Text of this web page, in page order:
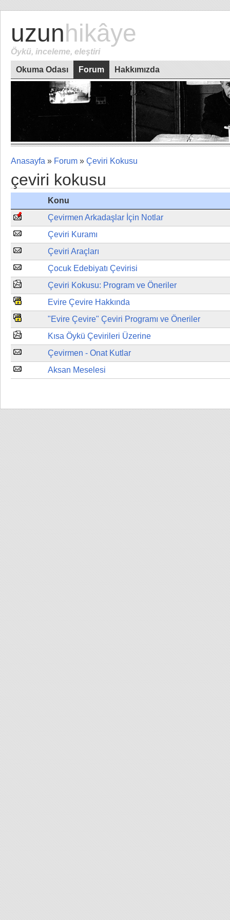
uzunhikâye
Öykü, inceleme, eleştiri
Okuma Odası Forum Hakkımızda
Anasayfa » Forum » Çeviri Kokusu
çeviri kokusu
Konu
Çevirmen Arkadaşlar İçin Notlar
Çeviri Kuramı
Çeviri Araçları
Çocuk Edebiyatı Çevirisi
Çeviri Kokusu: Program ve Öneriler
Evire Çevire Hakkında
"Evire Çevire" Çeviri Programı ve Öneriler
Kısa Öykü Çevirileri Üzerine
Çevirmen - Onat Kutlar
Aksan Meselesi